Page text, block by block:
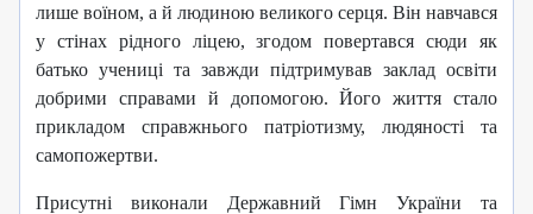
лише воїном, а й людиною великого серця. Він навчався
у стінах рідного ліцею, згодом повертався сюди як
батько учениці та завжди підтримував заклад освіти
добрими справами й допомогою. Його життя стало
прикладом справжнього патріотизму, людяності та
самопожертви.
Присутні виконали Державний Гімн України та